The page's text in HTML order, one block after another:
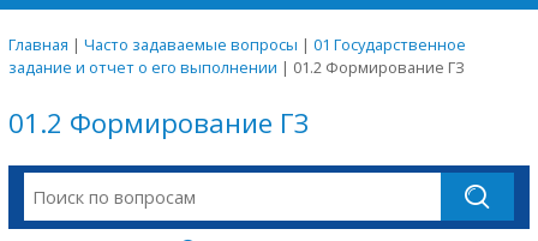
Главная | Часто задаваемые вопросы | 01 Государственное
задание и отчет о его выполнении | 01.2 Формирование ГЗ
01.2 Формирование ГЗ